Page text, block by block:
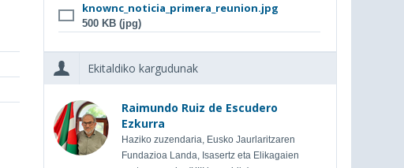
knownc_noticia_primera_reunion.jpg
500 KB (jpg)
Ekitaldiko kargudunak
Raimundo Ruiz de Escudero
Ezkurra
Haziko zuzendaria, Eusko Jaurlaritzaren
Fundazioa Landa, Isasertz eta Elikagaien